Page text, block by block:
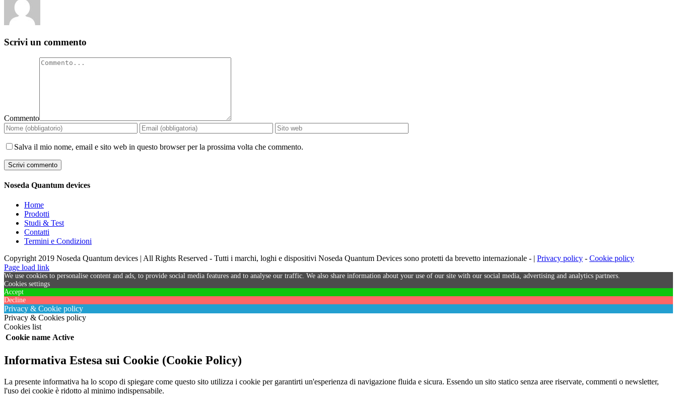
Scrivi un commento
Commento
Salva il mio nome, email e sito web in questo browser per la prossima volta che commento.
Noseda Quantum devices
Home
Prodotti
Studi & Test
Contatti
Termini e Condizioni
Copyright 2019 Noseda Quantum devices | All Rights Reserved - Tutti i marchi, loghi e dispositivi Noseda Quantum Devices sono protetti da brevetto internazionale - | Privacy policy - Cookie policy
Page load link
We use cookies to personalise content and ads, to provide social media features and to analyse our traffic. We also share information about your use of our site with our social media, advertising and analytics partners.
Cookies settings
Accept
Decline
Privacy & Cookie policy
Privacy & Cookies policy
Cookies list
Cookie name Active
Informativa Estesa sui Cookie (Cookie Policy)
La presente informativa ha lo scopo di spiegare come questo sito utilizza i cookie per garantirti un'esperienza di navigazione fluida e sicura. Essendo un sito statico senza aree riservate, commenti o newsletter,
l'uso dei cookie è ridotto al minimo indispensabile.